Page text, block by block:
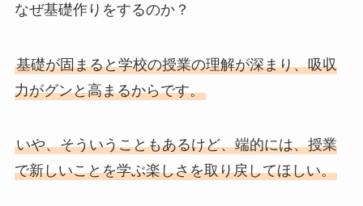
なぜ基礎作りをするのか？
基礎が固まると学校の授業の理解が深まり、吸収
力がグンと高まるからです。
いや、そういうこともあるけど、端的には、授業
で新しいことを学ぶ楽しさを取り戻してほしい。